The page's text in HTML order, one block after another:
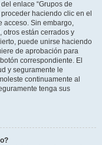
enlace “Grupos de
haciendo clic en el
acceso. Sin embargo,
están cerrados y
puede unirse haciendo
de aprobación para
correspondiente. El
y seguramente le
continuamente al
tenga sus